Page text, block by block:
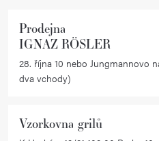
Prodejna
IGNAZ RÖSLER
28. října 10 nebo Jungmannovo
dva vchody)
Vzorkovna grilů